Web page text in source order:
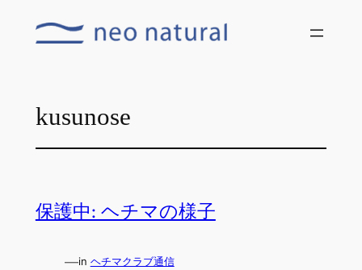
kusunose
保護中: ヘチマの様子
—in ヘチマクラブ通信